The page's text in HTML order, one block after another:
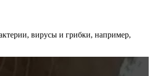
вирусы и грибки, например,